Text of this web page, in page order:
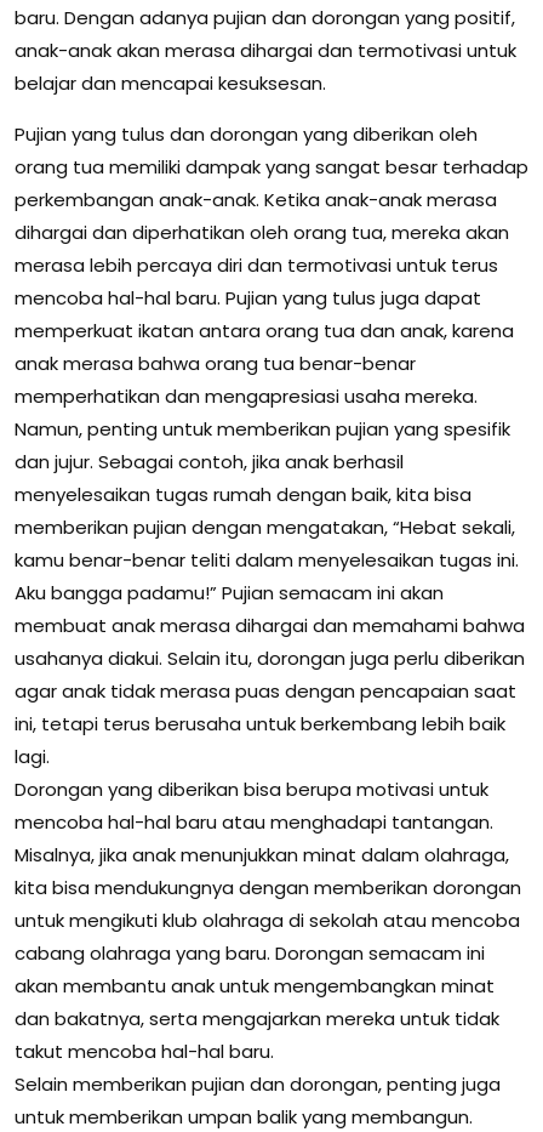
baru. Dengan adanya pujian dan dorongan yang positif,
anak-anak akan merasa dihargai dan termotivasi untuk
belajar dan mencapai kesuksesan.
Pujian yang tulus dan dorongan yang diberikan oleh
orang tua memiliki dampak yang sangat besar terhadap
perkembangan anak-anak. Ketika anak-anak merasa
dihargai dan diperhatikan oleh orang tua, mereka akan
merasa lebih percaya diri dan termotivasi untuk terus
mencoba hal-hal baru. Pujian yang tulus juga dapat
memperkuat ikatan antara orang tua dan anak, karena
anak merasa bahwa orang tua benar-benar
memperhatikan dan mengapresiasi usaha mereka.
Namun, penting untuk memberikan pujian yang spesifik
dan jujur. Sebagai contoh, jika anak berhasil
menyelesaikan tugas rumah dengan baik, kita bisa
memberikan pujian dengan mengatakan, “Hebat sekali,
kamu benar-benar teliti dalam menyelesaikan tugas ini.
Aku bangga padamu!” Pujian semacam ini akan
membuat anak merasa dihargai dan memahami bahwa
usahanya diakui. Selain itu, dorongan juga perlu diberikan
agar anak tidak merasa puas dengan pencapaian saat
ini, tetapi terus berusaha untuk berkembang lebih baik
lagi.
Dorongan yang diberikan bisa berupa motivasi untuk
mencoba hal-hal baru atau menghadapi tantangan.
Misalnya, jika anak menunjukkan minat dalam olahraga,
kita bisa mendukungnya dengan memberikan dorongan
untuk mengikuti klub olahraga di sekolah atau mencoba
cabang olahraga yang baru. Dorongan semacam ini
akan membantu anak untuk mengembangkan minat
dan bakatnya, serta mengajarkan mereka untuk tidak
takut mencoba hal-hal baru.
Selain memberikan pujian dan dorongan, penting juga
untuk memberikan umpan balik yang membangun.